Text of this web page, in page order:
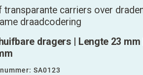
transparante carriers over
draadcodering
dragers | Lengte 23 mm
SA0123